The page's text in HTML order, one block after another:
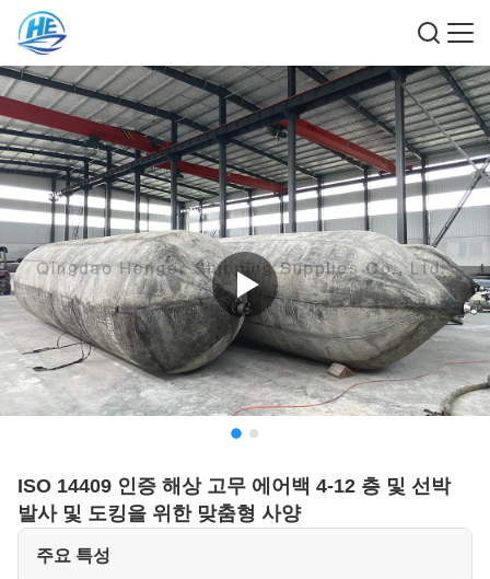
ISO 14409 인증 해상 고무 에어백 4-12 층 및 선박
발사 및 도킹을 위한 맞춤형 사양
주요 특성